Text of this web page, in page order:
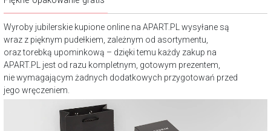
Wyroby jubilerskie kupione online na APART.PL wysyłane są
wraz z pięknym pudełkiem, zależnym od asortymentu,
oraz torebką upominkową – dzięki temu każdy zakup na
APART.PL jest od razu kompletnym, gotowym prezentem,
nie wymagającym żadnych dodatkowych przygotowań przed
jego wręczeniem.